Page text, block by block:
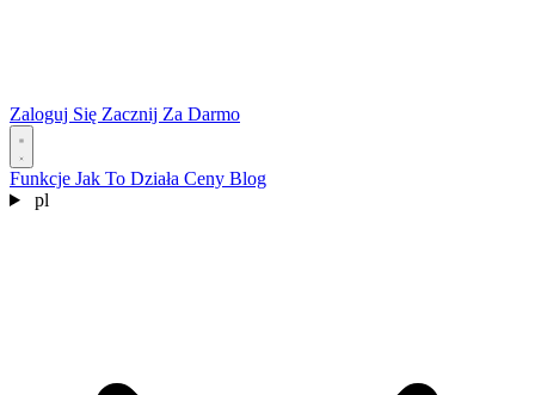
Zaloguj Się Zacznij Za Darmo
Funkcje Jak To Działa Ceny Blog
pl